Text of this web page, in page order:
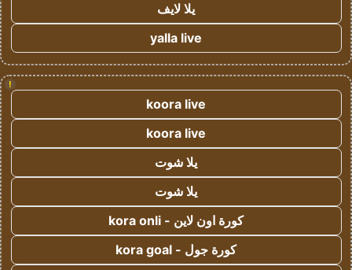
يلا لايف
yalla live
!
koora live
koora live
يلا شوت
يلا شوت
كورة اون لاين - kora onli
كورة جول - kora goal